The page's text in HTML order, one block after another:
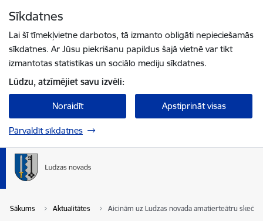
Sīkdatnes
Lai šī tīmekļvietne darbotos, tā izmanto obligāti nepieciešamās
sīkdatnes. Ar Jūsu piekrišanu papildus šajā vietnē var tikt
izmantotas statistikas un sociālo mediju sīkdatnes.
Lūdzu, atzīmējiet savu izvēli:
Noraidīt Apstiprināt visas
Pārvaldīt sīkdatnes
Sākums Aktualitātes Aicinām uz Ludzas novada amatierteātru skeču